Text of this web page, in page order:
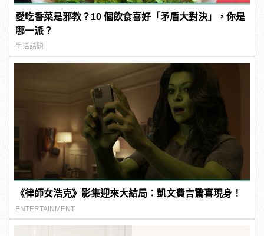
愛吃香菜是邪教？10 個飲食喜好「矛盾大對決」，你是
哪一派？
生活話題
《律師女浩克》影集迎來大結局：凱文費吉驚喜現身！
ENTERTAINMENT